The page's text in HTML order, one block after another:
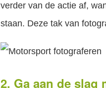
verder van de actie af,
staan. Deze tak van
2. Ga aan de slag